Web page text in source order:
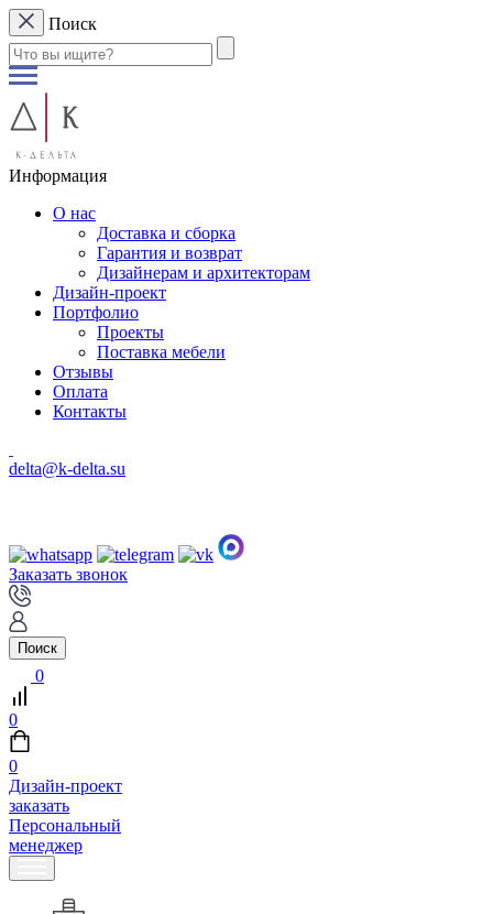
Поиск
Информация
О нас
Доставка и сборка
Гарантия и возврат
Дизайнерам и архитекторам
Дизайн-проект
Портфолио
Проекты
Поставка мебели
Отзывы
Оплата
Контакты
delta@k-delta.su
Заказать звонок
Поиск
0
0
0
Дизайн-проект
заказать
Персональный
менеджер